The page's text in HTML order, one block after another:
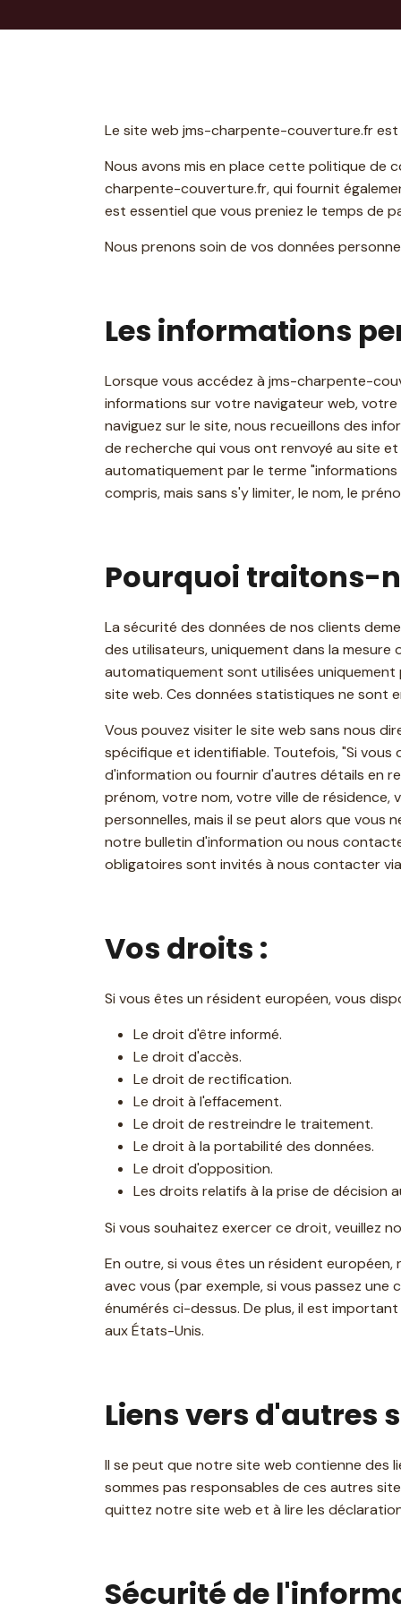
Le site web jms-charpente-couverture.fr
Nous avons mis en place cette politique de
charpente-couverture.fr, qui fournit
est essentiel que vous preniez le temps de
Nous prenons soin de vos données
Les informations
Lorsque vous accédez à jms-charpente-
informations sur votre navigateur web,
naviguez sur le site, nous recueillons des
de recherche qui vous ont renvoyé au site
automatiquement par le terme
compris, mais sans s'y limiter, le nom, le
Pourquoi traitons-
La sécurité des données de nos clients
des utilisateurs, uniquement dans la
automatiquement sont utilisées
site web. Ces données statistiques ne sont
Vous pouvez visiter le site web sans nous
spécifique et identifiable. Toutefois, "Si
d'information ou fournir d'autres détails en
prénom, votre nom, votre ville de
personnelles, mais il se peut alors que vous
notre bulletin d'information ou nous
obligatoires sont invités à nous contacter
Vos droits :
Si vous êtes un résident européen, vous
Le droit d'être informé.
Le droit d'accès.
Le droit de rectification.
Le droit à l'effacement.
Le droit de restreindre le traitement.
Le droit à la portabilité des données.
Le droit d'opposition.
Les droits relatifs à la prise de décision
Si vous souhaitez exercer ce droit, veuillez
En outre, si vous êtes un résident
avec vous (par exemple, si vous passez
énumérés ci-dessus. De plus, il est
aux États-Unis.
Liens vers d'autres
Il se peut que notre site web contienne des
sommes pas responsables de ces autres
quittez notre site web et à lire les
Sécurité de